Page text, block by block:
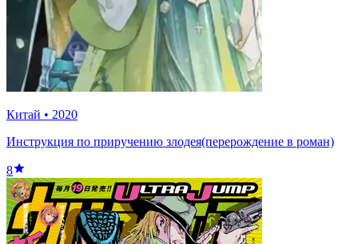
Китай • 2020
Инструкция по приручению злодея(перерождение в роман)
8